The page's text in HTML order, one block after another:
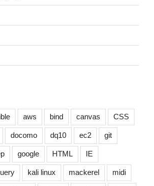
aws bind canvas CSS
docomo dq10 ec2 git
google HTML IE
kali linux mackerel midi